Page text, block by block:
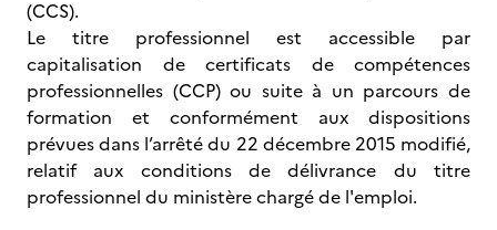
(CCS).
Le titre professionnel est accessible par
capitalisation de certificats de compétences
professionnelles (CCP) ou suite à un parcours de
formation et conformément aux dispositions
prévues dans l’arrêté du 22 décembre 2015 modifié,
relatif aux conditions de délivrance du titre
professionnel du ministère chargé de l'emploi.